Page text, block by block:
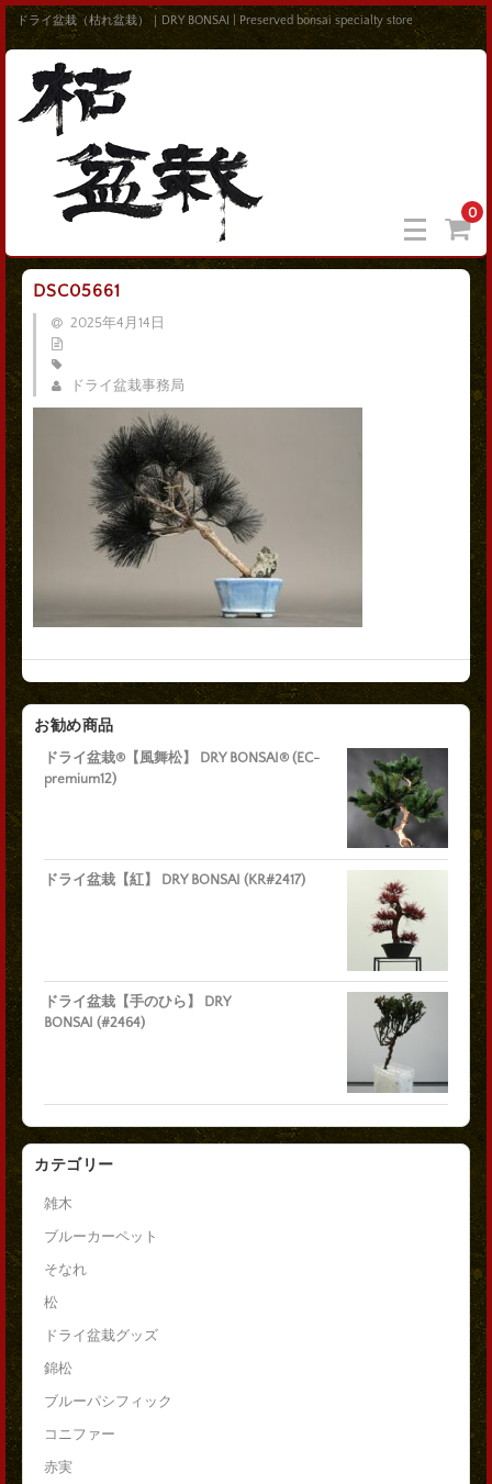
ドライ盆栽（枯れ盆栽）｜DRY BONSAI | Preserved bonsai specialty store
0
DSC05661
2025年4月14日
ドライ盆栽事務局
お勧め商品
ドライ盆栽®【風舞松】 DRY BONSAI® (EC-
premium12)
ドライ盆栽【紅】 DRY BONSAI (KR#2417)
ドライ盆栽【手のひら】 DRY
BONSAI (#2464)
カテゴリー
雑木
ブルーカーペット
そなれ
松
ドライ盆栽グッズ
錦松
ブルーパシフィック
コニファー
赤実